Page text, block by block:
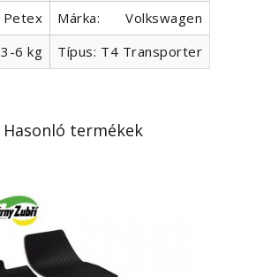
Petex Márka:
Volkswagen
3-6 kg Típus: T4 Transporter
Hasonló termékek